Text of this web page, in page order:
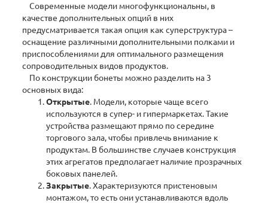
Современные модели многофункциональны, в
качестве дополнительных опций в них
предусматривается такая опция как суперструктура –
оснащение различными дополнительными полками и
приспособлениями для оптимального размещения
сопроводительных видов продуктов.
По конструкции бонеты можно разделить на 3
основных вида:
Открытые. Модели, которые чаще всего
используются в супер- и гипермаркетах. Такие
устройства размещают прямо по середине
торгового зала, чтобы привлечь внимание к
продуктам. В большинстве случаев конструкция
этих агрегатов предполагает наличие прозрачных
боковых панелей.
Закрытые. Характеризуются пристеновым
монтажом, то есть они устанавливаются вдоль